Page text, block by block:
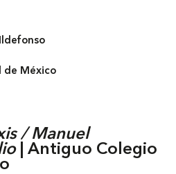
de México
/ Manuel
| Antiguo Colegio